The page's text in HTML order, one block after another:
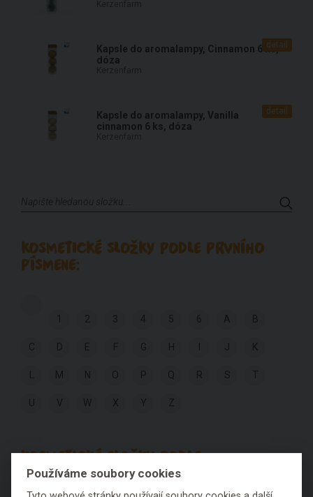
Kapsle do aromalampy, Cinnamon 6 ks,
dóza
detail
Kapsle do aromalampy, Vanilla
cinnamon 6 ks, dóza
detail
KOSMETICKÉ SLOŽKY PODLE PRVNÍHO
PÍSMENE:
1 2 3 4 5 6 A B
C D E F G H J K
M N O P Q R S T
V W X Y Z
KOSMETICKÉ SLOŽKY PODLE
HODNOCENÍ:
Používáme soubory cookies